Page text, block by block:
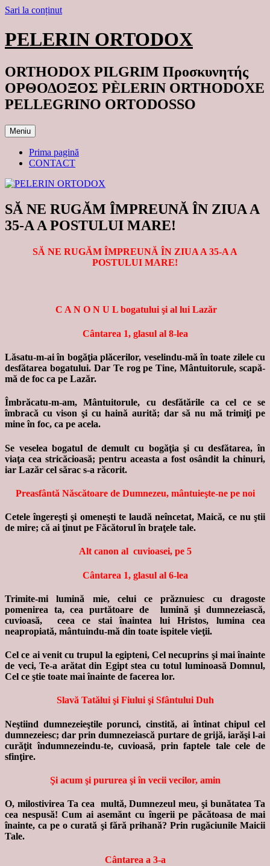
Sari la conținut
PELERIN ORTODOX
ORTHODOX PILGRIM Προσκυνητής
ΟΡΘΟΔΟΞΟΣ PÈLERIN ORTHODOXE
PELLEGRINO ORTODOSSO
Meniu
Prima pagină
CONTACT
SĂ NE RUGĂM ÎMPREUNĂ ÎN ZIUA A
35-A A POSTULUI MARE!
SĂ NE RUGĂM ÎMPREUNĂ ÎN ZIUA A 35-A A
POSTULUI MARE!
C A N O N U L bogatului şi al lui Lazăr
Cântarea 1, glasul al 8-lea
Lăsatu-m-ai în bogăţia plăcerilor, veselindu-mă în toate zilele cu
desfătarea bogatului. Dar Te rog pe Tine, Mântuitorule, scapă-
mă de foc ca pe Lazăr.
Îmbrăcatu-m-am, Mântuitorule, cu desfătările ca cel ce se
îmbracă cu vison şi cu haină aurită; dar să nu mă trimiţi pe
mine în foc, ca pe acela.
Se veselea bogatul de demult cu bogăţia şi cu desfătarea, în
viaţa cea stricăcioasă; pentru aceasta a fost osândit la chinuri,
iar Lazăr cel sărac s-a răcorit.
Preasfântă Născătoare de Dumnezeu, mântuieşte-ne pe noi
Cetele îngereşti şi omeneşti te laudă neîncetat, Maică, ce nu ştii
de mire; că ai ţinut pe Făcătorul în braţele tale.
Alt canon al cuvioasei, pe 5
Cântarea 1, glasul al 6-lea
Trimite-mi lumină mie, celui ce prăznuiesc cu dragoste
pomenirea ta, cea purtătoare de lumină şi dumnezeiască,
cuvioasă, ceea ce stai înaintea lui Hristos, lumina cea
neapropiată, mântuindu-mă din toate ispitele vieţii.
Cel ce ai venit cu trupul la egipteni, Cel necuprins şi mai înainte
de veci, Te-a arătat din Egipt stea cu totul luminoasă Domnul,
Cel ce ştie toate mai înainte de facerea lor.
Slavă Tatălui şi Fiului şi Sfântului Duh
Neştiind dumnezeieştile porunci, cinstită, ai întinat chipul cel
dumnezeiesc; dar prin dumnezeiască purtare de grijă, iarăşi l-ai
curăţit îndumnezeindu-te, cuvioasă, prin faptele tale cele de
sfinţire.
Şi acum şi pururea şi în vecii vecilor, amin
O, milostivirea Ta cea multă, Dumnezeul meu, şi bunătatea Ta
cea nespusă! Cum ai asemănt cu îngerii pe păcătoasa de mai
înainte, ca pe o curată şi fără prihană? Prin rugăciunile Maicii
Tale.
Cântarea a 3-a